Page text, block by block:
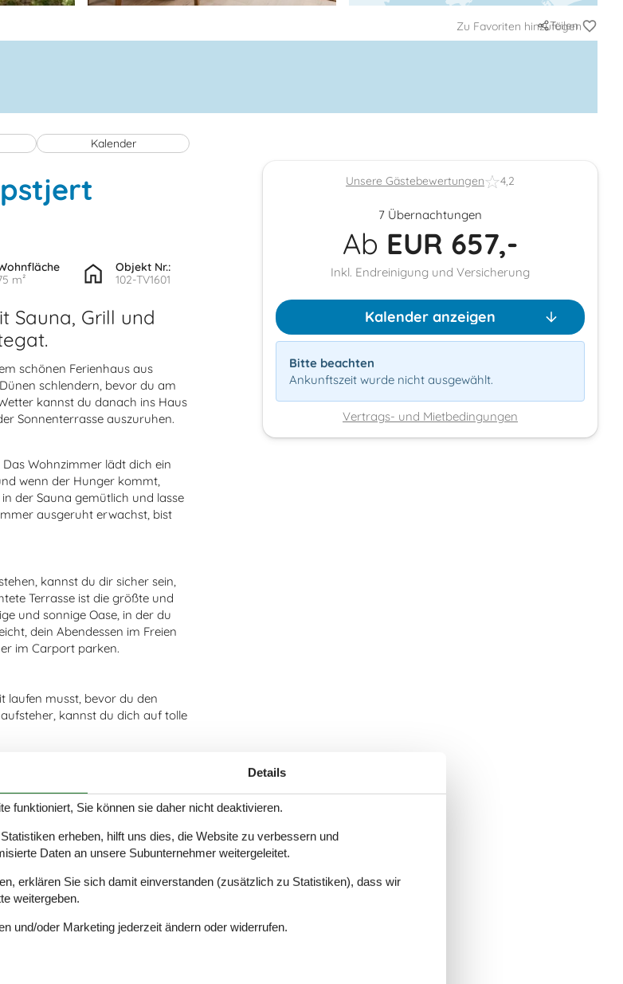
Zu Favoriten hinzufügen
Teilen
Kalender
m²
Objekt Nr.:
102-TV1601
Sauna, Grill und
schönen Ferienhaus aus
schlendern, bevor du am
kannst du danach ins Haus
Sonnenterrasse auszuruhen.
Wohnzimmer lädt dich ein
wenn der Hunger kommt,
der Sauna gemütlich und lasse
ausgeruht erwachst, bist
kannst du dir sicher sein,
Terrasse ist die größte und
und sonnige Oase, in der du
dein Abendessen im Freien
im Carport parken.
laufen musst, bevor du den
kannst du dich auf tolle
über dem Wasser
und über das Kattegat zu
Es ist auch toll, in der Nähe
Naturliebhaber können Ålbæk
erreichen. Und wenn du
Ålbæk nur fünf Minuten.
ausleihen kannst. Du
zurückgeben.
Unsere Gästebewertungen 4,2
7 Übernachtungen
Ab EUR 657,-
Inkl. Endreinigung und Versicherung
Kalender anzeigen
Bitte beachten
Ankunftszeit wurde nicht ausgewählt.
Vertrags- und Mietbedingungen
Details
funktioniert, Sie können sie daher nicht deaktivieren.
erheben, hilft uns dies, die Website zu verbessern und
Daten an unsere Subunternehmer weitergeleitet.
erklären Sie sich damit einverstanden (zusätzlich zu Statistiken), dass wir
weitergeben.
und/oder Marketing jederzeit ändern oder widerrufen.